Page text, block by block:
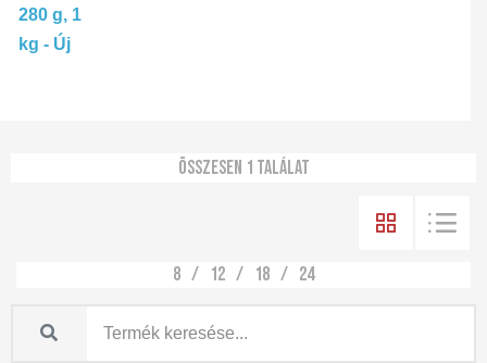
Összesen 1 találat
8 12 18 24